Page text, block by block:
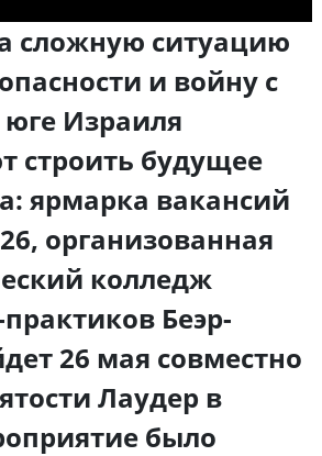
сложную ситуацию
и войну с
Израиля
строить будущее
ярмарка вакансий
организованная
колледж
Беэр-
26 мая совместно
Лаудер в
было